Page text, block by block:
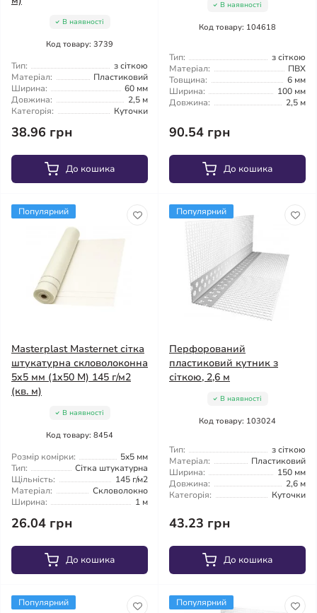
В наявності
Код товару: 3739
Тип:
з сіткою
Матеріал:
Пластиковий
Ширина:
60 мм
Довжина:
2,5 м
Категорія:
Куточки
38.96 грн
До кошика
В наявності
Код товару: 104618
Тип:
з сіткою
Матеріал:
ПВХ
Товщина:
6 мм
Ширина:
100 мм
Довжина:
2,5 м
90.54 грн
До кошика
Популярний
Masterplast Masternet сітка
штукатурна скловолоконна
5x5 мм (1x50 М) 145 г/м2
(кв. м)
В наявності
Код товару: 8454
Розмір комірки:
5x5 мм
Тип:
Сітка штукатурна
Щільність:
145 г/м2
Матеріал:
Скловолокно
Ширина:
1 м
26.04 грн
До кошика
Популярний
Перфорований
пластиковий кутник з
сіткою, 2,6 м
В наявності
Код товару: 103024
Тип:
з сіткою
Матеріал:
Пластиковий
Ширина:
150 мм
Довжина:
2,6 м
Категорія:
Куточки
43.23 грн
До кошика
Популярний Популярний